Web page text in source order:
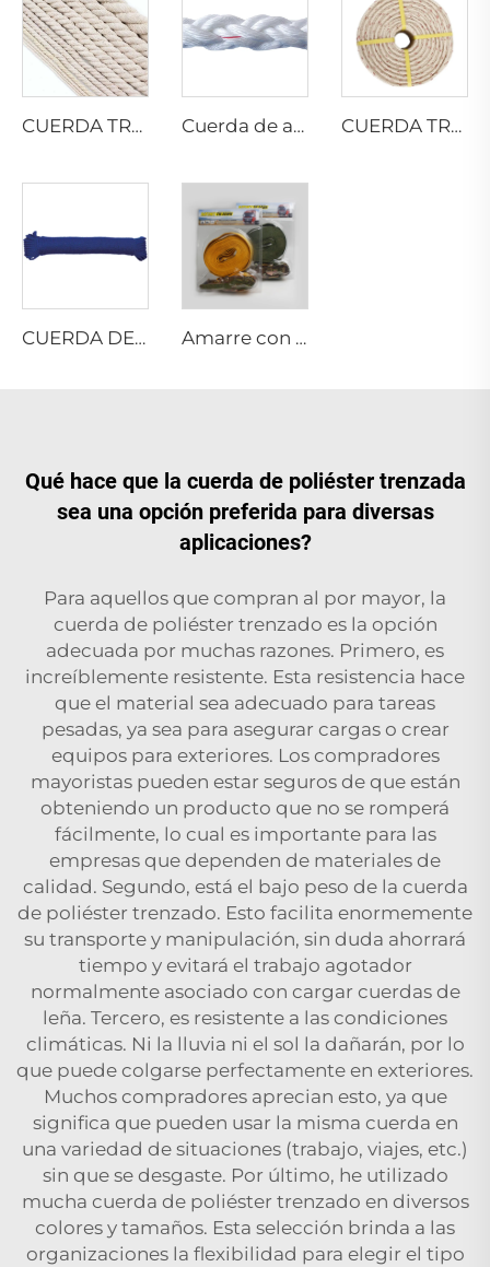
CUERDA TRENZADA DE ALGODÓN Cuerda de amarre de 8 hilos PP DANLINE CUERDA TRENZADA DE PP DANLINE
CUERDA DE PP MULTIFILAMENTO RETORCIDA Amarre con trinquete
Qué hace que la cuerda de poliéster trenzada
sea una opción preferida para diversas
aplicaciones?
Para aquellos que compran al por mayor, la
cuerda de poliéster trenzado es la opción
adecuada por muchas razones. Primero, es
increíblemente resistente. Esta resistencia hace
que el material sea adecuado para tareas
pesadas, ya sea para asegurar cargas o crear
equipos para exteriores. Los compradores
mayoristas pueden estar seguros de que están
obteniendo un producto que no se romperá
fácilmente, lo cual es importante para las
empresas que dependen de materiales de
calidad. Segundo, está el bajo peso de la cuerda
de poliéster trenzado. Esto facilita enormemente
su transporte y manipulación, sin duda ahorrará
tiempo y evitará el trabajo agotador
normalmente asociado con cargar cuerdas de
leña. Tercero, es resistente a las condiciones
climáticas. Ni la lluvia ni el sol la dañarán, por lo
que puede colgarse perfectamente en exteriores.
Muchos compradores aprecian esto, ya que
significa que pueden usar la misma cuerda en
una variedad de situaciones (trabajo, viajes, etc.)
sin que se desgaste. Por último, he utilizado
mucha cuerda de poliéster trenzado en diversos
colores y tamaños. Esta selección brinda a las
organizaciones la flexibilidad para elegir el tipo